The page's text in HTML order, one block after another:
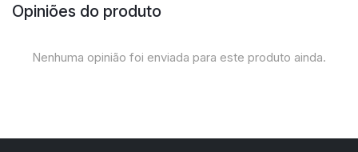
Opiniões do produto
Nenhuma opinião foi enviada para este produto ainda.